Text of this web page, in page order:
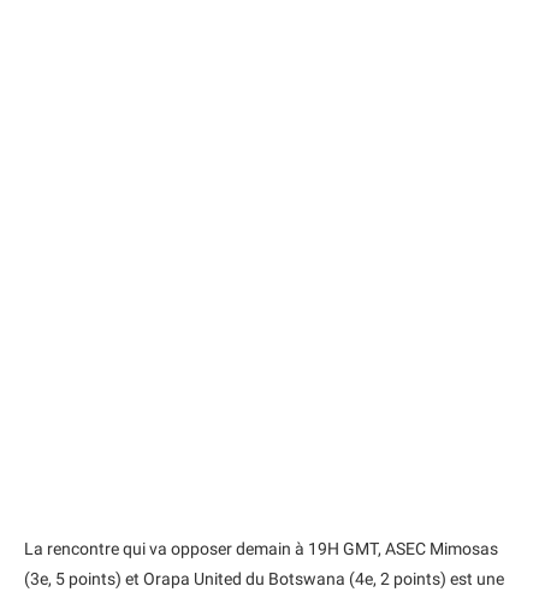
La rencontre qui va opposer demain à 19H GMT, ASEC Mimosas
(3e, 5 points) et Orapa United du Botswana (4e, 2 points) est une